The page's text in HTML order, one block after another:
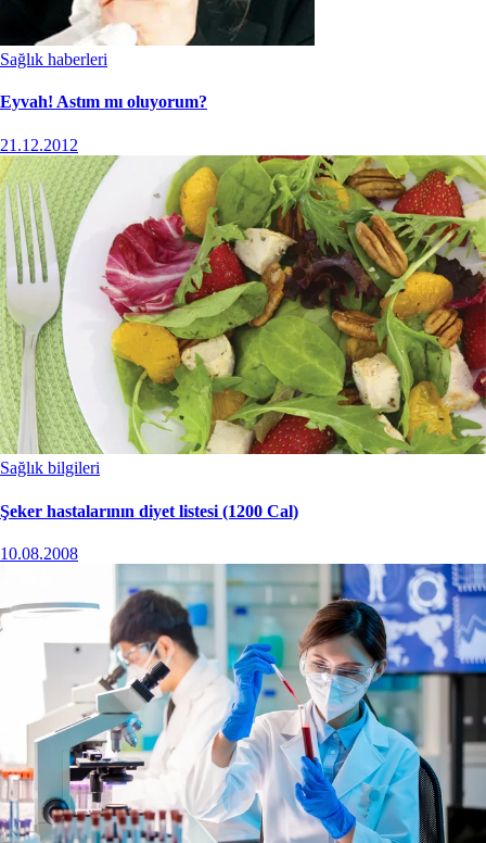
Sağlık haberleri
Eyvah! Astım mı oluyorum?
21.12.2012
Sağlık bilgileri
Şeker hastalarının diyet listesi (1200 Cal)
10.08.2008